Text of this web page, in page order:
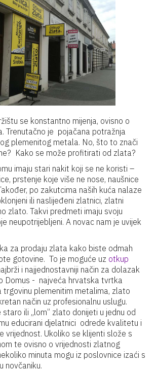
se konstantno mijenja, ovisno o
Trenutačno je pojačana potražnja
plemenitog metala. No, što to znači
Kako se može profitirati od zlata?
imaju stari nakit koji se ne koristi –
prstenje koje više ne nose, naušnice
po zakutcima naših kuća nalaze
ili naslijeđeni zlatnici, zlatni
zlato. Takvi predmeti imaju svoju
neupotrijebljeni. A novac nam je uvijek
za prodaju zlata kako biste odmah
gotovine. To je moguće uz otkup
i najjednostavniji način za dolazak
Domus - najveća hrvatska tvrtka
trgovinu plemenitim metalima, zlato
način uz profesionalnu uslugu.
staro ili „lom” zlato donijeti u jednu od
educirani djelatnici odrede kvalitetu i
vrijednost. Ukoliko se klijenti slože s
te ovisno o vrijednosti zlatnog
minuta mogu iz poslovnice izaći s
novčaniku.